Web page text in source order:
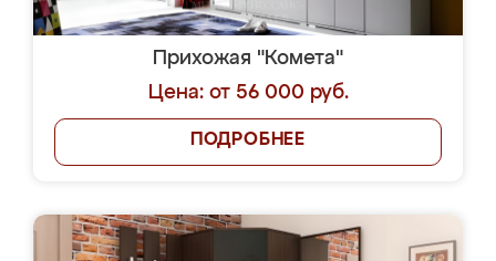
Прихожая "Комета"
Цена: от 56 000 руб.
ПОДРОБНЕЕ